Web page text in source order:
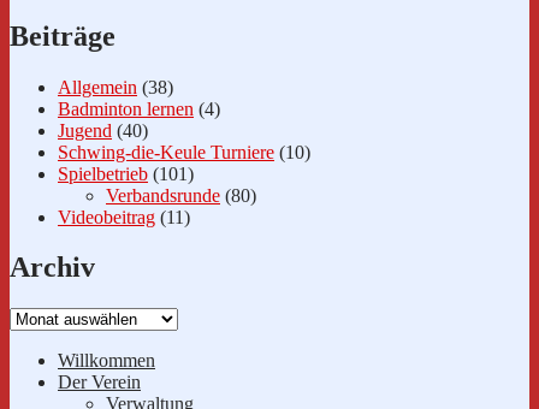
Beiträge
Allgemein (38)
Badminton lernen (4)
Jugend (40)
Schwing-die-Keule Turniere (10)
Spielbetrieb (101)
Verbandsrunde (80)
Videobeitrag (11)
Archiv
Archiv
Willkommen
Der Verein
Verwaltung